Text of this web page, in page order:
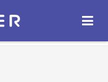
ОТКРЫТЬ